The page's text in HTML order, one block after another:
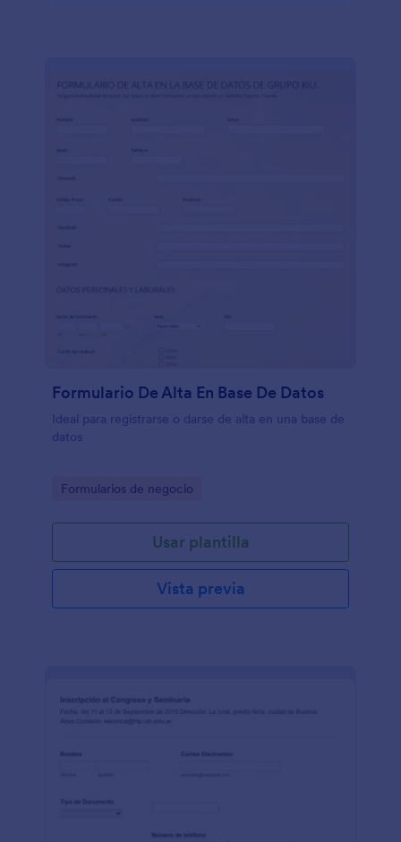
Formulario De Alta En Base De Datos
Ideal para registrarse o darse de alta en una base de
datos
Go to Category:
Formularios de negocio
Usar plantilla
Vista previa